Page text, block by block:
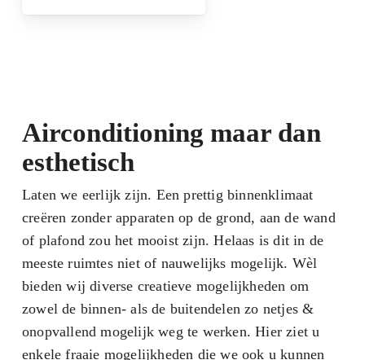
Airconditioning maar dan
esthetisch
Laten we eerlijk zijn. Een prettig binnenklimaat
creëren zonder apparaten op de grond, aan de wand
of plafond zou het mooist zijn. Helaas is dit in de
meeste ruimtes niet of nauwelijks mogelijk. Wèl
bieden wij diverse creatieve mogelijkheden om
zowel de binnen- als de buitendelen zo netjes &
onopvallend mogelijk weg te werken. Hier ziet u
enkele fraaie mogelijkheden die we ook u kunnen